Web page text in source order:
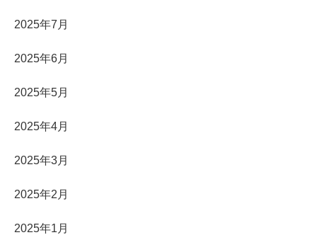
2025年7月
2025年6月
2025年5月
2025年4月
2025年3月
2025年2月
2025年1月